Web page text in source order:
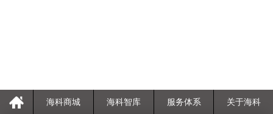
海科商城 海科智库 服务体系 关于海科